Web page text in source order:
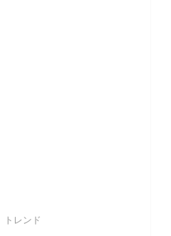
トレンド